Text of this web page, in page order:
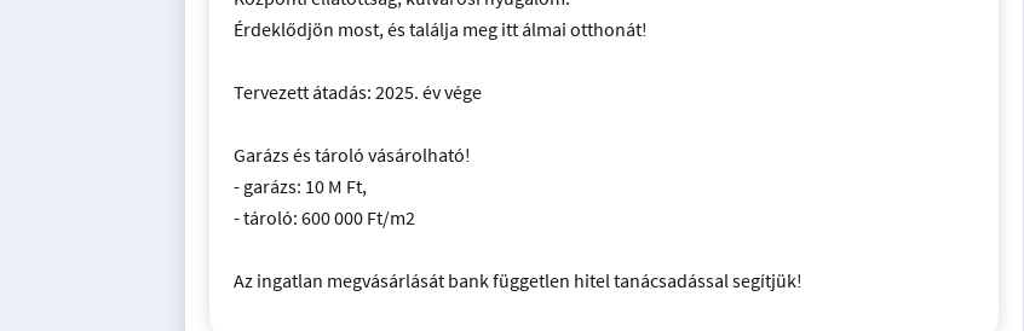
Érdeklődjön most, és találja meg itt álmai otthonát!
Tervezett átadás: 2025. év vége
Garázs és tároló vásárolható!
- garázs: 10 M Ft,
- tároló: 600 000 Ft/m2
Az ingatlan megvásárlását bank független hitel tanácsadással segítjük!